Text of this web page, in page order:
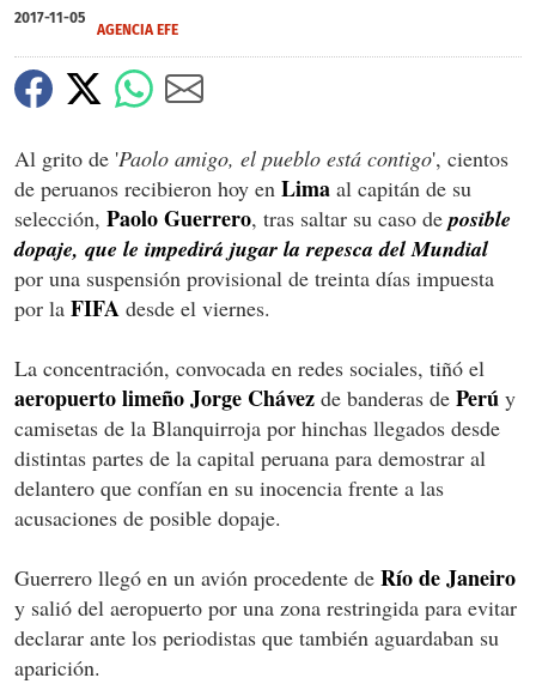
2017-11-05
AGENCIA EFE
Al grito de 'Paolo amigo, el pueblo está contigo', cientos
de peruanos recibieron hoy en Lima al capitán de su
selección, Paolo Guerrero, tras saltar su caso deposible
dopaje, que le impedirá jugar la repesca del Mundial
por una suspensión provisional de treinta días impuesta
por la FIFA desde el viernes.
La concentración, convocada en redes sociales, tiñó el
aeropuerto limeño Jorge Chávez de banderas de Perú y
camisetas de la Blanquirroja por hinchas llegados desde
distintas partes de la capital peruana para demostrar al
delantero que confían en su inocencia frente a las
acusaciones de posible dopaje.
Guerrero llegó en un avión procedente de Río de Janeiro
y salió del aeropuerto por una zona restringida para evitar
declarar ante los periodistas que también aguardaban su
aparición.